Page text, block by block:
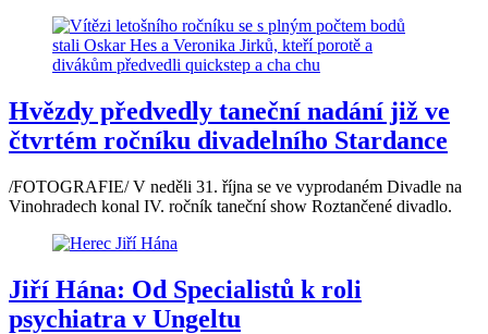
Hvězdy předvedly taneční nadání již ve
čtvrtém ročníku divadelního Stardance
/FOTOGRAFIE/ V neděli 31. října se ve vyprodaném Divadle na
Vinohradech konal IV. ročník taneční show Roztančené divadlo.
Jiří Hána: Od Specialistů k roli
psychiatra v Ungeltu